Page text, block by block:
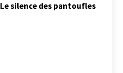
Le silence des pantoufles